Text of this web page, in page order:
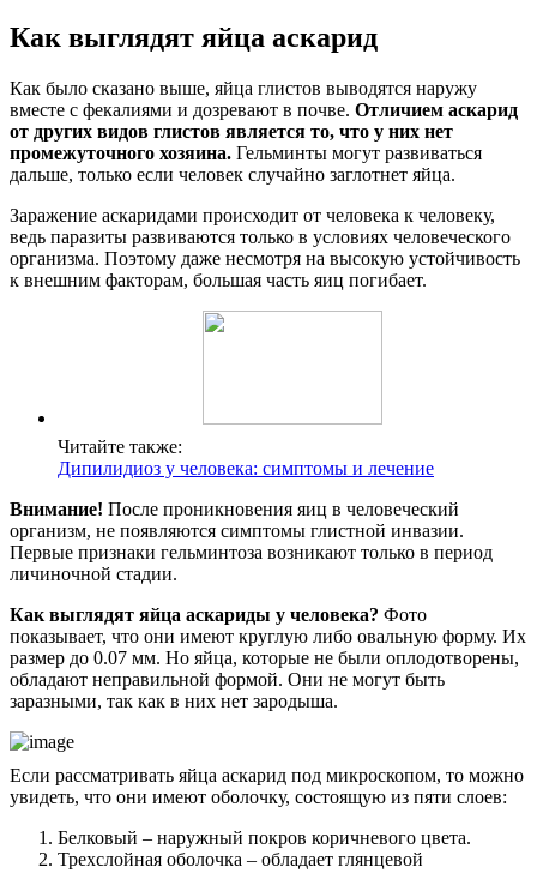
Как выглядят яйца аскарид
Как было сказано выше, яйца глистов выводятся наружу
вместе с фекалиями и дозревают в почве. Отличием аскарид
от других видов глистов является то, что у них нет
промежуточного хозяина. Гельминты могут развиваться
дальше, только если человек случайно заглотнет яйца.
Заражение аскаридами происходит от человека к человеку,
ведь паразиты развиваются только в условиях человеческого
организма. Поэтому даже несмотря на высокую устойчивость
к внешним факторам, большая часть яиц погибает.
Читайте также:
Дипилидиоз у человека: симптомы и лечение
Внимание! После проникновения яиц в человеческий
организм, не появляются симптомы глистной инвазии.
Первые признаки гельминтоза возникают только в период
личиночной стадии.
Как выглядят яйца аскариды у человека? Фото
показывает, что они имеют круглую либо овальную форму. Их
размер до 0.07 мм. Но яйца, которые не были оплодотворены,
обладают неправильной формой. Они не могут быть
заразными, так как в них нет зародыша.
Если рассматривать яйца аскарид под микроскопом, то можно
увидеть, что они имеют оболочку, состоящую из пяти слоев:
Белковый – наружный покров коричневого цвета.
Трехслойная оболочка – обладает глянцевой